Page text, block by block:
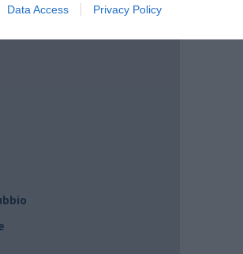
Data Access Privacy Policy